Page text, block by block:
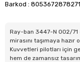
Barkod : 8053672878271
Ray-ban 3447-N 002/71
mirasını taşımaya hazır
Kuvvetleri pilotları için
hem de zamansız